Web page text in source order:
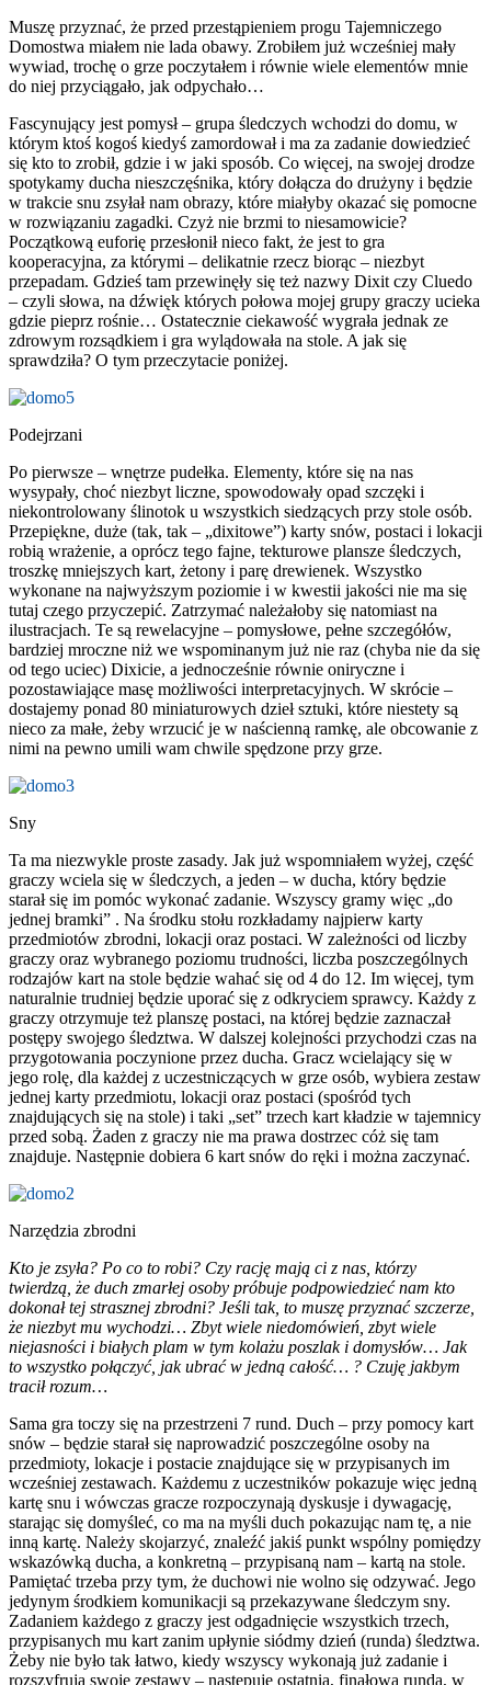
Muszę przyznać, że przed przestąpieniem progu Tajemniczego
Domostwa miałem nie lada obawy. Zrobiłem już wcześniej mały
wywiad, trochę o grze poczytałem i równie wiele elementów mnie
do niej przyciągało, jak odpychało…
Fascynujący jest pomysł – grupa śledczych wchodzi do domu, w
którym ktoś kogoś kiedyś zamordował i ma za zadanie dowiedzieć
się kto to zrobił, gdzie i w jaki sposób. Co więcej, na swojej drodze
spotykamy ducha nieszczęśnika, który dołącza do drużyny i będzie
w trakcie snu zsyłał nam obrazy, które miałyby okazać się pomocne
w rozwiązaniu zagadki. Czyż nie brzmi to niesamowicie?
Początkową euforię przesłonił nieco fakt, że jest to gra
kooperacyjna, za którymi – delikatnie rzecz biorąc – niezbyt
przepadam. Gdzieś tam przewinęły się też nazwy Dixit czy Cluedo
– czyli słowa, na dźwięk których połowa mojej grupy graczy ucieka
gdzie pieprz rośnie… Ostatecznie ciekawość wygrała jednak ze
zdrowym rozsądkiem i gra wylądowała na stole. A jak się
sprawdziła? O tym przeczytacie poniżej.
Podejrzani
Po pierwsze – wnętrze pudełka. Elementy, które się na nas
wysypały, choć niezbyt liczne, spowodowały opad szczęki i
niekontrolowany ślinotok u wszystkich siedzących przy stole osób.
Przepiękne, duże (tak, tak – „dixitowe”) karty snów, postaci i lokacji
robią wrażenie, a oprócz tego fajne, tekturowe plansze śledczych,
troszkę mniejszych kart, żetony i parę drewienek. Wszystko
wykonane na najwyższym poziomie i w kwestii jakości nie ma się
tutaj czego przyczepić. Zatrzymać należałoby się natomiast na
ilustracjach. Te są rewelacyjne – pomysłowe, pełne szczegółów,
bardziej mroczne niż we wspominanym już nie raz (chyba nie da się
od tego uciec) Dixicie, a jednocześnie równie oniryczne i
pozostawiające masę możliwości interpretacyjnych. W skrócie –
dostajemy ponad 80 miniaturowych dzieł sztuki, które niestety są
nieco za małe, żeby wrzucić je w naścienną ramkę, ale obcowanie z
nimi na pewno umili wam chwile spędzone przy grze.
Sny
Ta ma niezwykle proste zasady. Jak już wspomniałem wyżej, część
graczy wciela się w śledczych, a jeden – w ducha, który będzie
starał się im pomóc wykonać zadanie. Wszyscy gramy więc „do
jednej bramki” . Na środku stołu rozkładamy najpierw karty
przedmiotów zbrodni, lokacji oraz postaci. W zależności od liczby
graczy oraz wybranego poziomu trudności, liczba poszczególnych
rodzajów kart na stole będzie wahać się od 4 do 12. Im więcej, tym
naturalnie trudniej będzie uporać się z odkryciem sprawcy. Każdy z
graczy otrzymuje też planszę postaci, na której będzie zaznaczał
postępy swojego śledztwa. W dalszej kolejności przychodzi czas na
przygotowania poczynione przez ducha. Gracz wcielający się w
jego rolę, dla każdej z uczestniczących w grze osób, wybiera zestaw
jednej karty przedmiotu, lokacji oraz postaci (spośród tych
znajdujących się na stole) i taki „set” trzech kart kładzie w tajemnicy
przed sobą. Żaden z graczy nie ma prawa dostrzec cóż się tam
znajduje. Następnie dobiera 6 kart snów do ręki i można zaczynać.
Narzędzia zbrodni
Kto je zsyła? Po co to robi? Czy rację mają ci z nas, którzy
twierdzą, że duch zmarłej osoby próbuje podpowiedzieć nam kto
dokonał tej strasznej zbrodni? Jeśli tak, to muszę przyznać szczerze,
że niezbyt mu wychodzi… Zbyt wiele niedomówień, zbyt wiele
niejasności i białych plam w tym kolażu poszlak i domysłów… Jak
to wszystko połączyć, jak ubrać w jedną całość… ? Czuję jakbym
tracił rozum…
Sama gra toczy się na przestrzeni 7 rund. Duch – przy pomocy kart
snów – będzie starał się naprowadzić poszczególne osoby na
przedmioty, lokacje i postacie znajdujące się w przypisanych im
wcześniej zestawach. Każdemu z uczestników pokazuje więc jedną
kartę snu i wówczas gracze rozpoczynają dyskusje i dywagację,
starając się domyśleć, co ma na myśli duch pokazując nam tę, a nie
inną kartę. Należy skojarzyć, znaleźć jakiś punkt wspólny pomiędzy
wskazówką ducha, a konkretną – przypisaną nam – kartą na stole.
Pamiętać trzeba przy tym, że duchowi nie wolno się odzywać. Jego
jedynym środkiem komunikacji są przekazywane śledczym sny.
Zadaniem każdego z graczy jest odgadnięcie wszystkich trzech,
przypisanych mu kart zanim upłynie siódmy dzień (runda) śledztwa.
Żeby nie było tak łatwo, kiedy wszyscy wykonają już zadanie i
rozszyfrują swoje zestawy – następuje ostatnia, finałowa runda, w